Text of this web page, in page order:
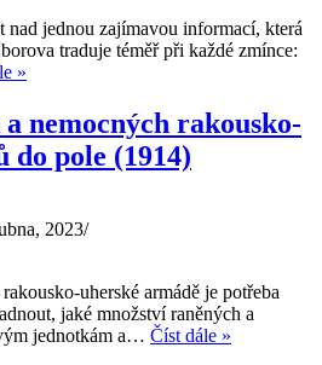
nad jednou zajímavou informací, která
traduje téměř při každé zmínce:
»
Zborova
bratr
nemocných rakousko-
do pole (1914)
2023
uherské armádě je potřeba
jaké množství raněných a
jednotkám a… Číst dále »